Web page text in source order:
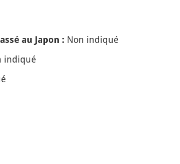
au Japon : Non indiqué
indiqué